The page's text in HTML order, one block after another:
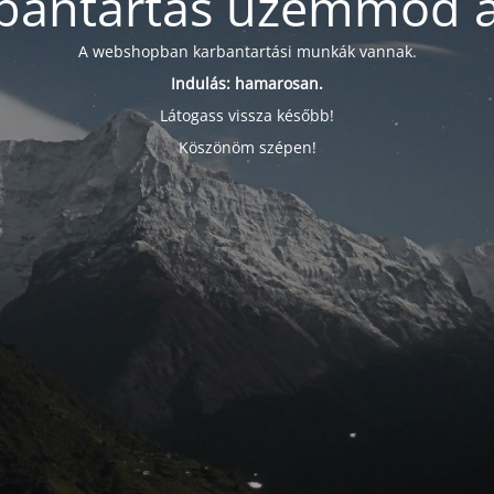
A webshopban karbantartási munkák vannak.
Indulás: hamarosan.
Látogass vissza később!
Köszönöm szépen!